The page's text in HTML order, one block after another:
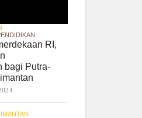
RI,
bagi Putra-